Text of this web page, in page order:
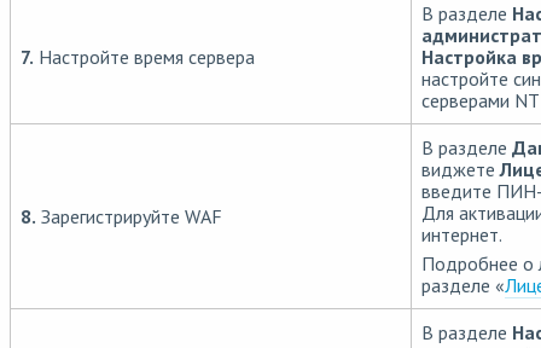
7. Настройте время сервера
В разделе
Настройка
настройте
серверами
8. Зарегистрируйте WAF
В разделе
виджете
введите ПИН-
Для
интернет.
Подробнее о
разделе «
В разделе